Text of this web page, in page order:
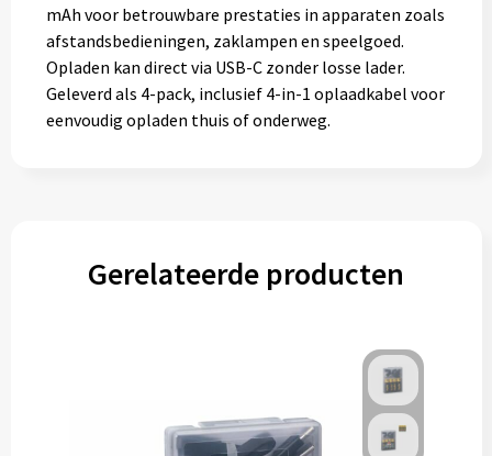
mAh voor betrouwbare prestaties in apparaten zoals
afstandsbedieningen, zaklampen en speelgoed.
Opladen kan direct via USB-C zonder losse lader.
Geleverd als 4-pack, inclusief 4-in-1 oplaadkabel voor
eenvoudig opladen thuis of onderweg.
Gerelateerde producten